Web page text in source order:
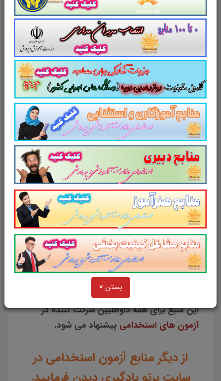
بستن ×
اقتصاد مقاومتی دانلود سوالات چهار گزینه ای سیاست های کلی اقتصاد مقاومتی سوالات سیاست های کلی
اقتصاد مقاومتی دانلود رایگان سوالات تستی سیاست های کلی اقتصاد مقاومتی pdf سیاست های کلی اقتصاد
مقاومتی سوالات از متن کامل و جامع سیاست های کلی اقتصاد مقاومتی نمونه سوالات سیاست های کلی اقتصاد
مقاومتی تست چهار جوابی از نکات کلیدی سیاست های کلی اقتصاد مقاومتی نکات طلایی سیاست های کلی
اقتصاد مقاومتی برای آزمون استخدامی دانلود رایگان سوالات تستی سیاست های کلی اقتصاد مقاومتی
مجموعه سوالات و تستسیاست های
کلی اقتصاد مقاومتیبا پاسخ تشریحی
سوالات و تستسیاست های کلی اقتصاد
مقاومتیسوالات
سیاست های کلی اقتصاد
مقاومتی
شامل50سوال تستی در25 صفحهبا
پاسخ تشریحیدر قالب فایلpdf. بهترین منبع
برای آزمون های استخدامی می باشد.مجموعه
سوالات تستیسیاست های کلی اقتصاد مقاومتی
مطالب خوانده شده داوطلبین آزمون استخدامی را
نظم بخشیده و منسجم می سازد. این مجموعه
مرور سریع
داوطلب را سبب می شود و آگاهی
نظم بخشیده و یک آمادگی و شبیه
سازی را برای جلسه آزمون به همراه دارد
این منبع برای همه داوطلبین شرکت کننده در
آزمون های استخدامی پیشنهاد می شود.
از دیگر منابع آزمون استخدامی در